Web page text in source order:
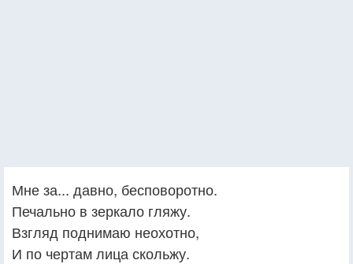
Мне за... давно, бесповоротно.
Печально в зеркало гляжу.
Взгляд поднимаю неохотно,
И по чертам лица скольжу.